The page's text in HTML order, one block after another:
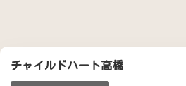
チャイルドハート高橋